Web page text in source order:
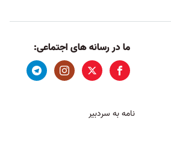
ما در رسانه های اجتماعی:
نامه به سردبیر